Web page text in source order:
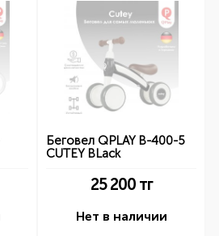
Беговел QPLAY B-400-5
CUTEY BLack
25 200тг
Нет в наличии